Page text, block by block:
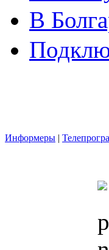
В
Информеры |